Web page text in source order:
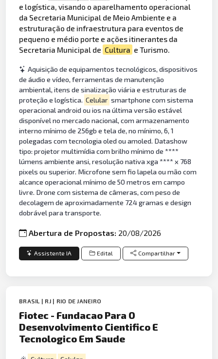
e logística, visando o aparelhamento operacional
da Secretaria Municipal de Meio Ambiente e a
estruturação de infraestrutura para eventos de
pequeno e médio porte e ações itinerantes da
Secretaria Municipal de Cultura e Turismo.
Aquisição de equipamentos tecnológicos, dispositivos
de áudio e vídeo, ferramentas de manutenção
ambiental, itens de sinalização viária e estruturas de
proteção e logística. Celular smartphone com sistema
operacional android ou ios na última versão estável
disponível no mercado nacional, com armazenamento
interno mínimo de 256gb e tela de, no mínimo, 6, 1
polegadas com tecnologia oled ou amoled. Datashow
tipo: projetor multimídia com brilho mínimo de ****
lúmens ambiente ansi, resolução nativa xga **** x 768
pixels ou superior. Microfone sem fio lapela ou mão com
alcance operacional mínimo de 50 metros em campo
livre. Drone com sistema de câmeras, com peso de
decolagem de aproximadamente 724 gramas e design
dobrável para transporte.
Abertura de Propostas: 20/08/2026
Assistente IA Edital Compartilhar
BRASIL | RJ | RIO DE JANEIRO
Fiotec - Fundacao Para O
Desenvolvimento Cientifico E
Tecnologico Em Saude